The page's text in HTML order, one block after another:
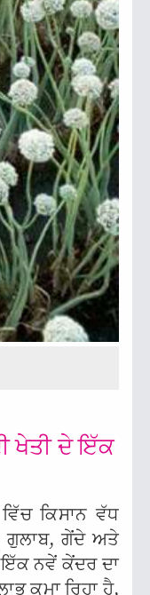
ਖੇਤੀ ਦੇ ਇੱਕ
ਕਿਸਾਨ ਵੱਧ
ਗੁਲਾਬ, ਗੇਂਦੇ ਅਤੇ
ਇੱਕ ਨਵੇਂ ਕੇਂਦਰ ਦਾ
ਕਮਾ ਰਿਹਾ ਹੈ,